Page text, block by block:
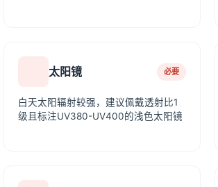
太阳镜 必要
白天太阳辐射较强，建议佩戴透射比1
级且标注UV380-UV400的浅色太阳镜